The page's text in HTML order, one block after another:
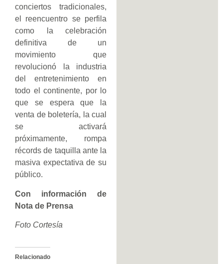
conciertos tradicionales,
el reencuentro se perfila
como la celebración
definitiva de un
movimiento que
revolucionó la industria
del entretenimiento en
todo el continente, por lo
que se espera que la
venta de boletería, la cual
se activará
próximamente, rompa
récords de taquilla ante la
masiva expectativa de su
público.
Con información de
Nota de Prensa
Foto Cortesía
Relacionado